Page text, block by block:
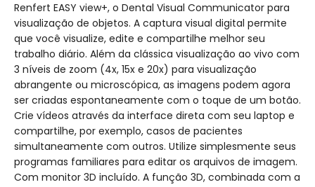
Renfert EASY view+, o Dental Visual Communicator para
visualização de objetos. A captura visual digital permite
que você visualize, edite e compartilhe melhor seu
trabalho diário. Além da clássica visualização ao vivo com
3 níveis de zoom (4x, 15x e 20x) para visualização
abrangente ou microscópica, as imagens podem agora
ser criadas espontaneamente com o toque de um botão.
Crie vídeos através da interface direta com seu laptop e
compartilhe, por exemplo, casos de pacientes
simultaneamente com outros. Utilize simplesmente seus
programas familiares para editar os arquivos de imagem.
Com monitor 3D incluído. A função 3D, combinada com a